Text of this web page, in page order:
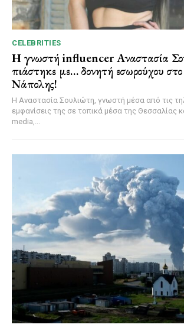
CELEBRITIES
Η γνωστή influencer Αναστασία
πιάστηκε με… δονητή εσωρούχου στο
Νάπολης!
Η Αναστασία Σουλιώτη, γνωστή μέσα από τις
εμφανίσεις της σε τοπικά μέσα της Θεσσαλίας
media,...